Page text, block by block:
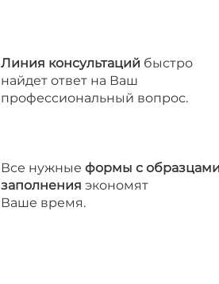
Линия консультаций быстро
найдет ответ на Ваш
профессиональный вопрос.
Все нужные формы с образцами
заполнения экономят
Ваше время.